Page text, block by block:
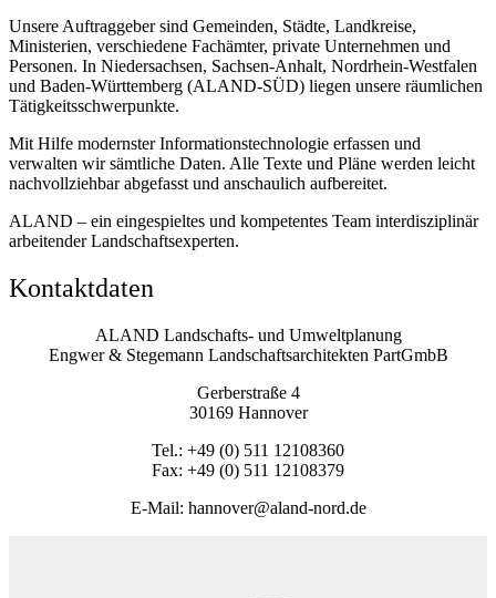
Unsere Auftraggeber sind Gemeinden, Städte, Landkreise,
Ministerien, verschiedene Fachämter, private Unternehmen und
Personen. In Niedersachsen, Sachsen-Anhalt, Nordrhein-Westfalen
und Baden-Württemberg (ALAND-SÜD) liegen unsere räumlichen
Tätigkeitsschwerpunkte.
Mit Hilfe modernster Informationstechnologie erfassen und
verwalten wir sämtliche Daten. Alle Texte und Pläne werden leicht
nachvollziehbar abgefasst und anschaulich aufbereitet.
ALAND – ein eingespieltes und kompetentes Team interdisziplinär
arbeitender Landschaftsexperten.
Kontaktdaten
ALAND Landschafts- und Umweltplanung
Engwer & Stegemann Landschaftsarchitekten PartGmbB
Gerberstraße 4
30169 Hannover
Tel.: +49 (0) 511 12108360
Fax: +49 (0) 511 12108379
E-Mail: hannover@aland-nord.de